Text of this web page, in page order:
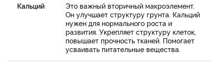
Кальций
Это важный вторичный макроэлемент.
Он улучшает структуру грунта. Кальций
нужен для нормального роста и
развития. Укрепляет структуру клеток,
повышает прочность тканей. Помогает
усваивать питательные вещества.